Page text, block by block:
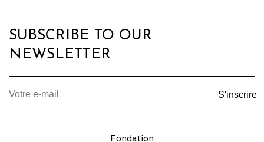
SUBSCRIBE TO OUR
NEWSLETTER
S'inscrire
Fondation